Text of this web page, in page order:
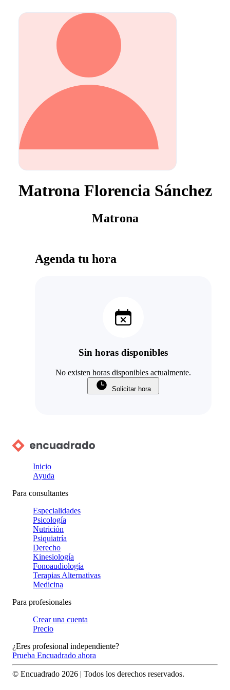
Matrona Florencia Sánchez
Matrona
Agenda tu hora
Sin horas disponibles
No existen horas disponibles actualmente.
Solicitar hora
Inicio
Ayuda
Para consultantes
Especialidades
Psicología
Nutrición
Psiquiatría
Derecho
Kinesiología
Fonoaudiología
Terapias Alternativas
Medicina
Para profesionales
Crear una cuenta
Precio
¿Eres profesional independiente?
Prueba Encuadrado ahora
© Encuadrado 2026 | Todos los derechos reservados.